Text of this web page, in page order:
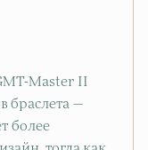
Master II
браслета —
более